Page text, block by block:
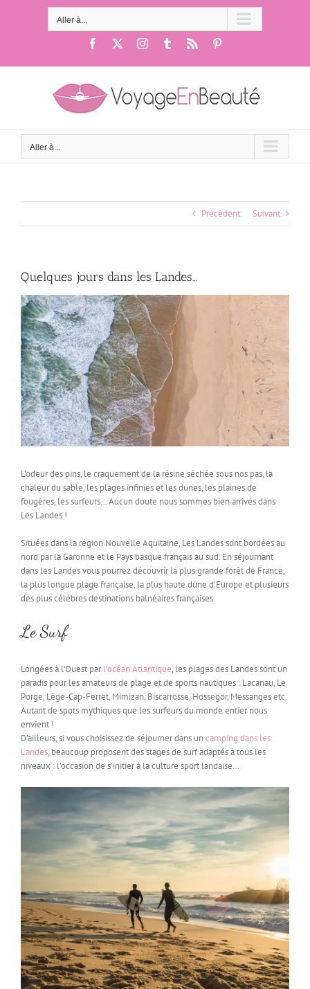
Aller à...
Facebook Instagram
Tumblr
Aller à...
Précédent Suivant
Quelques jours dans les Landes…
L’odeur des pins, le craquement de la résine séchée sous nos pas, la
chaleur du sable, les plages infinies et les dunes, les plaines de
fougères, les surfeurs… Aucun doute nous sommes bien arrivés dans
Les Landes !
Situées dans la région Nouvelle Aquitaine, Les Landes sont bordées au
nord par la Garonne et le Pays basque français au sud. En séjournant
dans les Landes vous pourrez découvrir la plus grande forêt de France,
la plus longue plage française, la plus haute dune d’Europe et plusieurs
des plus célèbres destinations balnéaires françaises.
Le Surf
Longées à l’Ouest parl’océan Atlantique, les plages des Landes sont un
paradis pour les amateurs de plage et de sports nautiques : Lacanau, Le
Porge, Lège-Cap-Ferret, Mimizan, Biscarrosse, Hossegor, Messanges etc.
Autant de spots mythiques que les surfeurs du monde entier nous
envient !
D’ailleurs, si vous choisissez de séjourner dans uncamping dans les
Landes, beaucoup proposent des stages de surf adaptés à tous les
niveaux : l’occasion de s’initier à la culture sport landaise…